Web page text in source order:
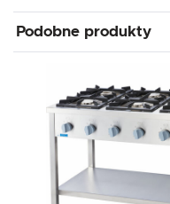
Podobne produkty